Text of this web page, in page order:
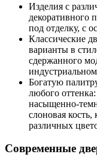
Изделия с
декоративного
под отделку, с
Классические
варианты в
сдержанного
Богатую
любого
насыщенно-
слоновая
различных
Современные